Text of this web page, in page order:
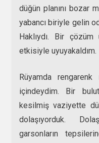
düğün planını bozar
yabancı biriyle gelin
Haklıydı. Bir çözüm
etkisiyle uyuyakaldım.
Rüyamda rengarenk
içindeydim. Bir
kesilmiş vaziyette
dolaşıyorduk.
garsonların